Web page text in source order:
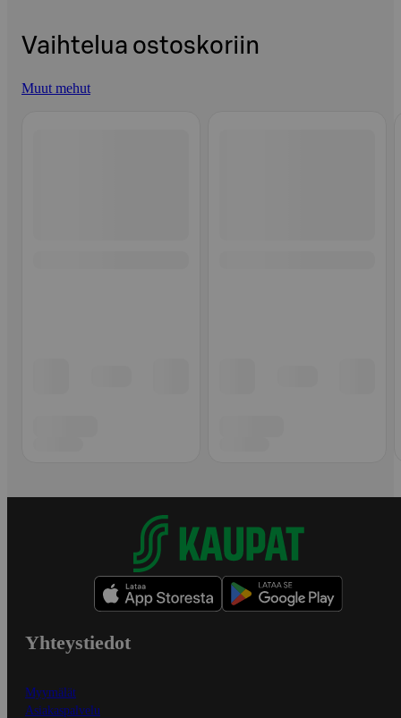
Vaihtelua ostoskoriin
Muut mehut
Yhteystiedot
Myymälät
Asiakaspalvelu